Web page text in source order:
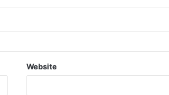
Website